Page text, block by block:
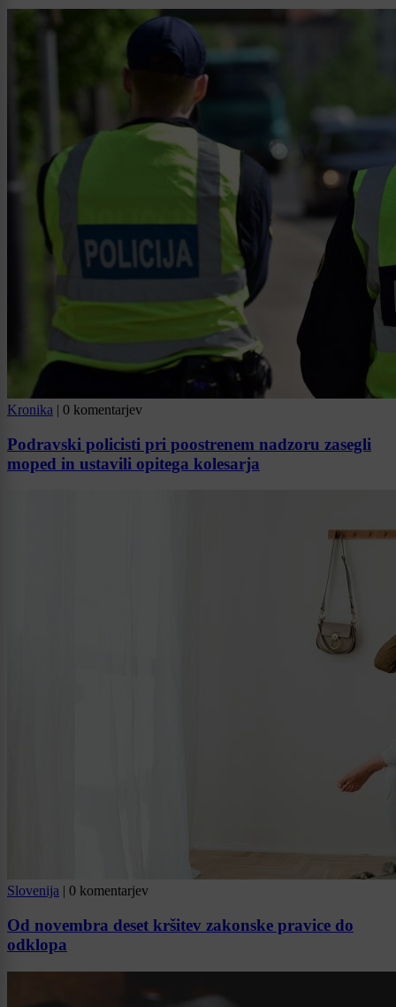
Kronika | 0 komentarjev
Podravski policisti pri poostrenem nadzoru zasegli
moped in ustavili opitega kolesarja
Slovenija | 0 komentarjev
Od novembra deset kršitev zakonske pravice do
odklopa